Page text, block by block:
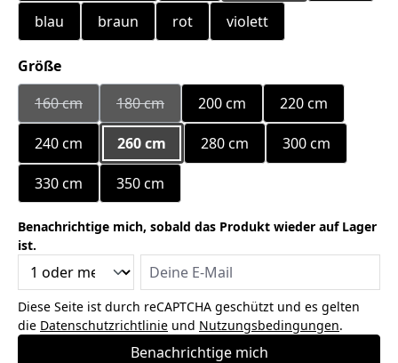
blau braun rot violett
Größeauswählen
160 cm(Diese Option ist zurzeit nicht verfügbar.)
180 cm(Diese Option ist zurzeit nicht verfügbar.)
200 cm 220 cm
240 cm 260 cm 280 cm 300 cm
330 cm 350 cm
Benachrichtige mich, sobald das Produkt wieder auf Lager
ist.
Deine E-Mail
Diese Seite ist durch reCAPTCHA geschützt und es gelten
die Datenschutzrichtlinie und Nutzungsbedingungen.
Benachrichtige mich